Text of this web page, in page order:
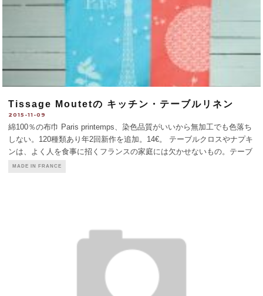
Tissage Moutetの キッチン・テーブルリネン
2015-11-09
綿100％の布巾 Paris printemps、染色品質がいいから無加工でも色落ち
しない。120種類あり年2回新作を追加。14€。 テーブルクロスやナプキ
ンは、よく人を食事に招くフランスの家庭には欠かせないもの。テーブ
ルリネンに加え布巾、エプロンなどを伝統のバスクリネンとジャカード
MADE IN FRANCE